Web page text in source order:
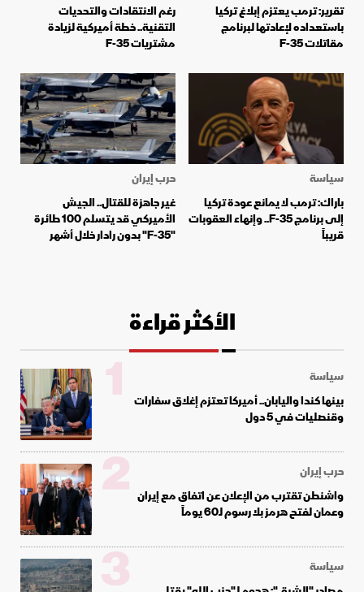
تقرير: ترمب يعتزم إبلاغ تركيا
باستعداده لإعادتها لبرنامج
مقاتلات F-35
رغم الانتقادات والتحديات
التقنية.. خطة أميركية لزيادة
مشتريات F-35
سياسة
باراك: ترمب لا يمانع عودة تركيا
إلى برنامج F-35.. وإنهاء العقوبات
قريباً
حرب إيران
غير جاهزة للقتال.. الجيش
الأميركي قد يتسلم 100 طائرة
"F-35" بدون رادار خلال أشهر
الأكثر قراءة
سياسة
بينها كندا واليابان.. أميركا تعتزم إغلاق سفارات
وقنصليات في 5 دول
1
حرب إيران
واشنطن تقترب من الإعلان عن اتفاق مع إيران
وعمان لفتح هرمز بلا رسوم لـ60 يوماً
2
سياسة
3